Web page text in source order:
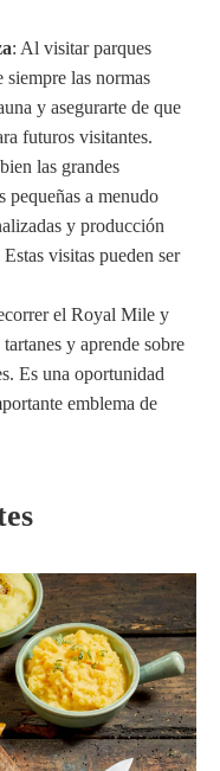
: Al visitar parques
siempre las normas
y asegurarte de que
futuros visitantes.
las grandes
pequeñas a menudo
y producción
visitas pueden ser
el Royal Mile y
y aprende sobre
Es una oportunidad
emblema de